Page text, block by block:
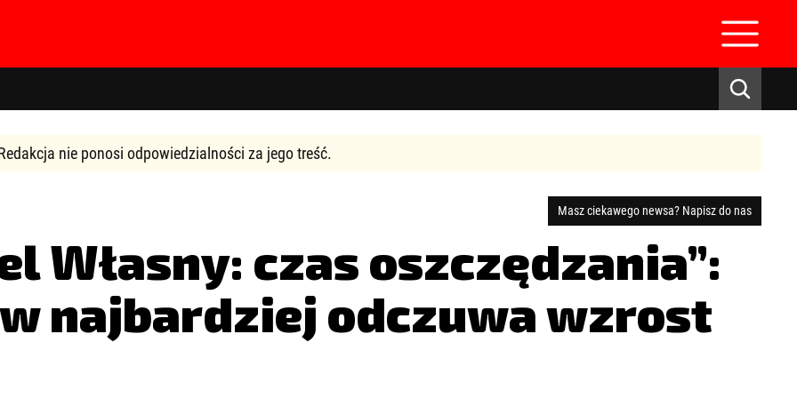
nie ponosi odpowiedzialności za jego treść.
Masz ciekawego newsa? Napisz do nas
Własny: czas oszczędzania”:
najbardziej odczuwa wzrost